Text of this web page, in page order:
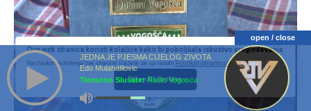
Ova web stranica koristi kolačiće kako bi poboljšala iskustvo pregledavanja.
Nastavkom korištenja ove stranice slažete se sa našom Politikom privatnosti.
Allow All Cookies
open / close
JEDNA JE PJESMA CIJELOG ZIVOTA
Edo Mulahalilovic
Trenutno Slušate:Radio Vogosca